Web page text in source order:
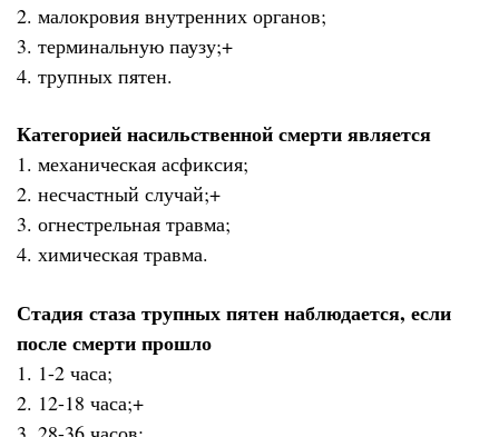
2. малокровия внутренних органов;
3. терминальную паузу;+
4. трупных пятен.
Категорией насильственной смерти является
1. механическая асфиксия;
2. несчастный случай;+
3. огнестрельная травма;
4. химическая травма.
Стадия стаза трупных пятен наблюдается, если
после смерти прошло
1. 1-2 часа;
2. 12-18 часа;+